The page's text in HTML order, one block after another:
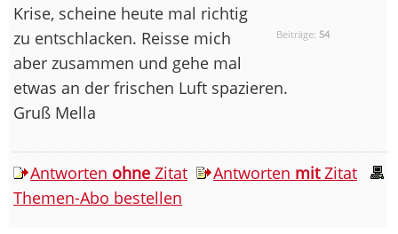
Beiträge: 54
Krise, scheine heute mal richtig
zu entschlacken. Reisse mich
aber zusammen und gehe mal
etwas an der frischen Luft spazieren.
Gruß Mella
Antworten ohne Zitat Antworten mitZitat
Themen-Abo bestellen